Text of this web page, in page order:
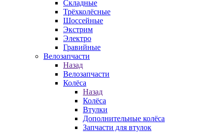
Складные
Трёхколёсные
Шоссейные
Экстрим
Электро
Гравийные
Велозапчасти
Назад
Велозапчасти
Колёса
Назад
Колёса
Втулки
Дополнительные колёса
Запчасти для втулок